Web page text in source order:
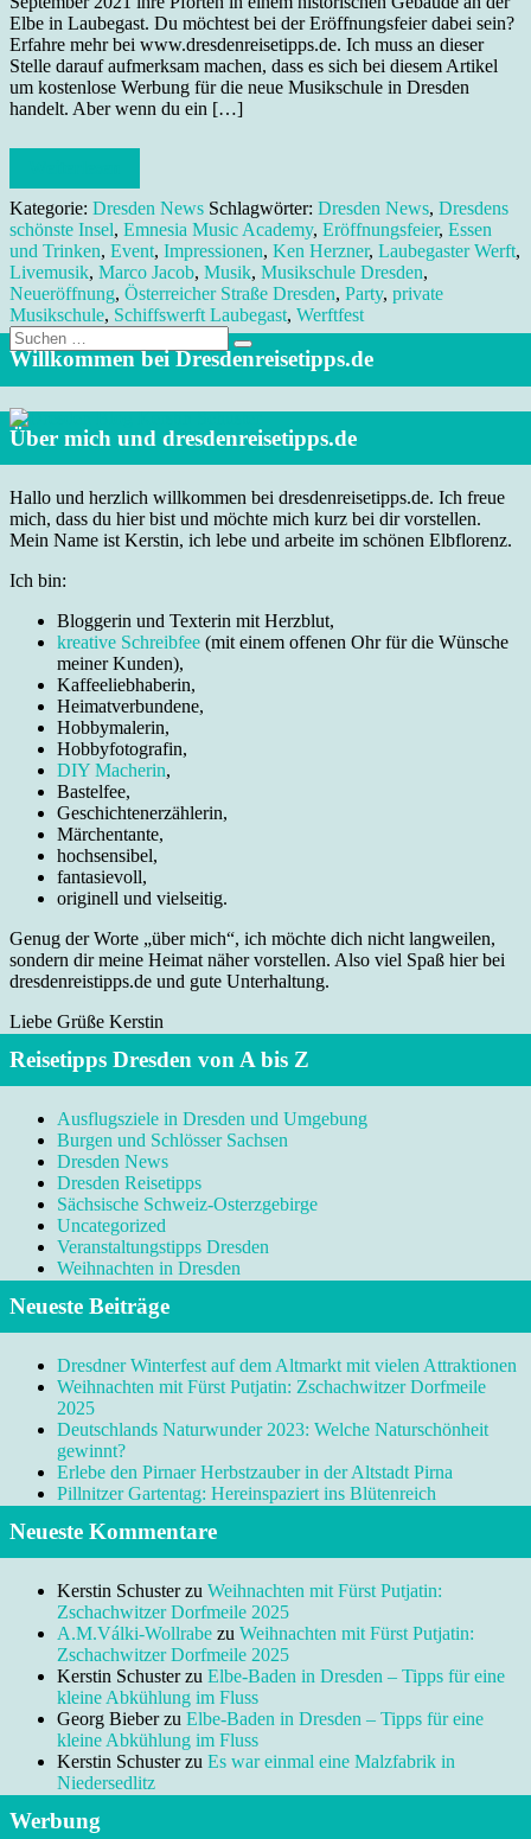
Elbe in Laubegast. Du möchtest bei der Eröffnungsfeier dabei sein?
Erfahre mehr bei www.dresdenreisetipps.de. Ich muss an dieser
Stelle darauf aufmerksam machen, dass es sich bei diesem Artikel
um kostenlose Werbung für die neue Musikschule in Dresden
handelt. Aber wenn du ein […]
Kategorie: Dresden News Schlagwörter: Dresden News, Dresdens
schönste Insel, Emnesia Music Academy, Eröffnungsfeier, Essen
und Trinken, Event, Impressionen, Ken Herzner, Laubegaster Werft,
Livemusik, Marco Jacob, Musik, Musikschule Dresden,
Neueröffnung, Österreicher Straße Dresden, Party, private
Musikschule, Schiffswerft Laubegast, Werftfest
Suche
nach:
Willkommen bei Dresdenreisetipps.de
Über mich und dresdenreisetipps.de
Hallo und herzlich willkommen bei dresdenreisetipps.de. Ich freue
mich, dass du hier bist und möchte mich kurz bei dir vorstellen.
Mein Name ist Kerstin, ich lebe und arbeite im schönen Elbflorenz.
Ich bin:
Bloggerin und Texterin mit Herzblut,
kreative Schreibfee (mit einem offenen Ohr für die Wünsche
meiner Kunden),
Kaffeeliebhaberin,
Heimatverbundene,
Hobbymalerin,
Hobbyfotografin,
DIY Macherin,
Bastelfee,
Geschichtenerzählerin,
Märchentante,
hochsensibel,
fantasievoll,
originell und vielseitig.
Genug der Worte „über mich“, ich möchte dich nicht langweilen,
sondern dir meine Heimat näher vorstellen. Also viel Spaß hier bei
dresdenreistipps.de und gute Unterhaltung.
Liebe Grüße Kerstin
Reisetipps Dresden von A bis Z
Ausflugsziele in Dresden und Umgebung
Burgen und Schlösser Sachsen
Dresden News
Dresden Reisetipps
Sächsische Schweiz-Osterzgebirge
Uncategorized
Veranstaltungstipps Dresden
Weihnachten in Dresden
Neueste Beiträge
Dresdner Winterfest auf dem Altmarkt mit vielen Attraktionen
Weihnachten mit Fürst Putjatin: Zschachwitzer Dorfmeile
2025
Deutschlands Naturwunder 2023: Welche Naturschönheit
gewinnt?
Erlebe den Pirnaer Herbstzauber in der Altstadt Pirna
Pillnitzer Gartentag: Hereinspaziert ins Blütenreich
Neueste Kommentare
Kerstin Schusterzu Weihnachten mit Fürst Putjatin:
Zschachwitzer Dorfmeile 2025
A.M.Válki-Wollrabe zu Weihnachten mit Fürst Putjatin:
Zschachwitzer Dorfmeile 2025
Kerstin Schusterzu Elbe-Baden in Dresden – Tipps für eine
kleine Abkühlung im Fluss
Georg Bieberzu Elbe-Baden in Dresden – Tipps für eine
kleine Abkühlung im Fluss
Kerstin Schusterzu Es war einmal eine Malzfabrik in
Niedersedlitz
Werbung